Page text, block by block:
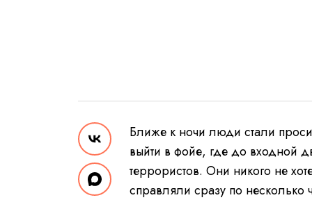
Ближе к ночи люди стали
выйти в фойе, где до входной
террористов. Они никого не
справляли сразу по несколько